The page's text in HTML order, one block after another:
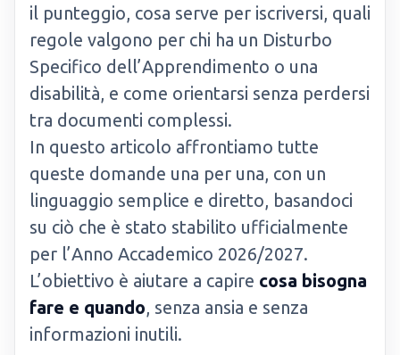
il punteggio, cosa serve per iscriversi, quali
regole valgono per chi ha un Disturbo
Specifico dell’Apprendimento o una
disabilità, e come orientarsi senza perdersi
tra documenti complessi.
In questo articolo affrontiamo tutte
queste domande una per una, con un
linguaggio semplice e diretto, basandoci
su ciò che è stato stabilito ufficialmente
per l’Anno Accademico 2026/2027.
L’obiettivo è aiutare a capire cosa bisogna
fare e quando, senza ansia e senza
informazioni inutili.